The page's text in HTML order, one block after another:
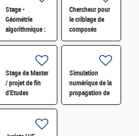
SHM de
tuyauterie H/F
Stage -
Géométrie
algorithmique :
positionnement
souple sur une
pièce complexe
H/F
Chercheur pour
le criblage de
composés
sémio
électrophysiologie
automatisée H/F
Stage de Master
/ projet de fin
d'Etudes
d'ingénieur H/F
Simulation
numérique de la
propagation de
fissure H/F